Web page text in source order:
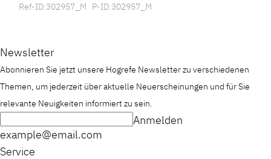
Ref-ID:302957_M P-ID:302957_M
Newsletter
Abonnieren Sie jetzt unsere Hogrefe Newsletter zu verschiedenen
Themen, um jederzeit über aktuelle Neuerscheinungen und für Sie
relevante Neuigkeiten informiert zu sein.
example@email.com
Anmelden
Service